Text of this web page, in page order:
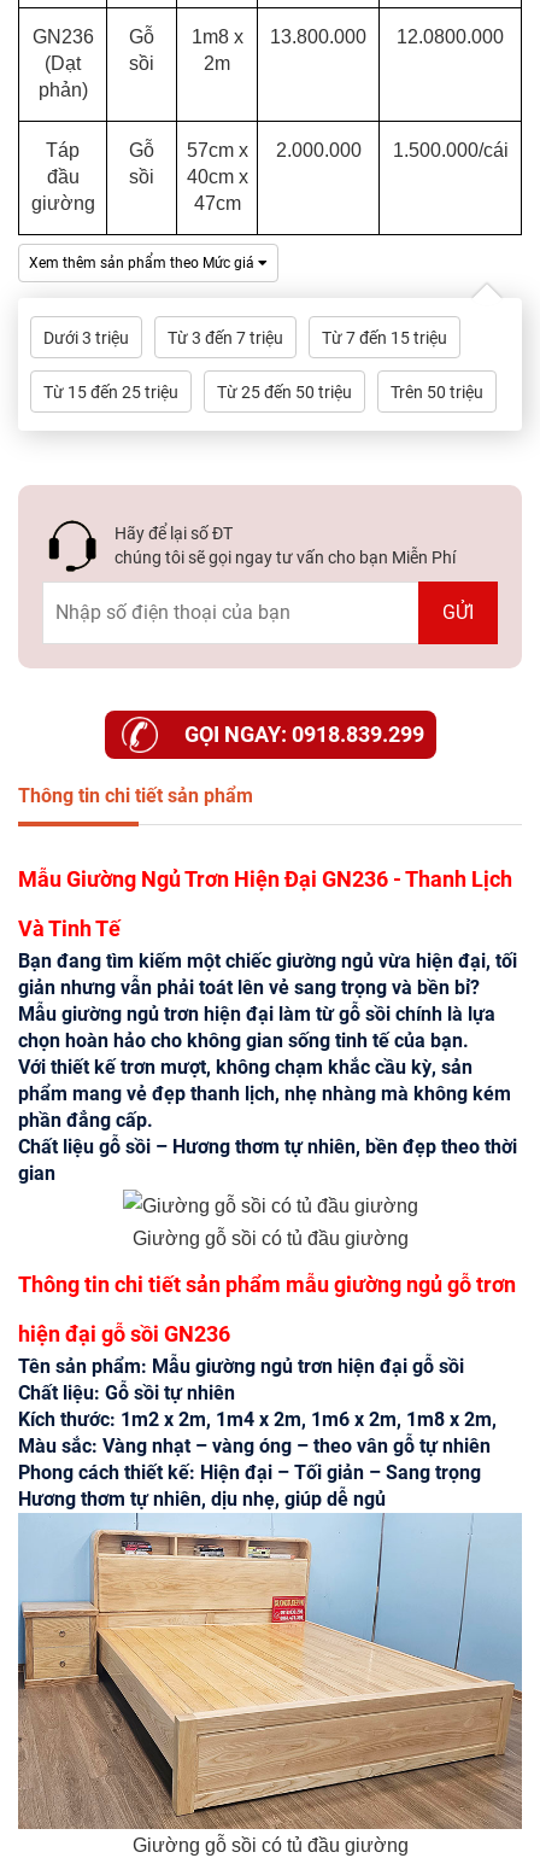
GN236
(Dạt
phản)
Gỗ
sồi
1m8 x
2m
13.800.000 12.0800.000
Táp
đầu
giường
Gỗ
sồi
57cm x
40cm x
47cm
2.000.000 1.500.000/cái
Xem thêm sản phẩm theo Mức giá
Dưới 3 triệu Từ 3 đến 7 triệu Từ 7 đến 15 triệu
Từ 15 đến 25 triệu Từ 25 đến 50 triệu Trên 50 triệu
Hãy để lại số ĐT
chúng tôi sẽ gọi ngay tư vấn cho bạn Miễn Phí
GỌI NGAY: 0918.839.299
Thông tin chi tiết sản phẩm
Mẫu Giường Ngủ Trơn Hiện Đại GN236 - Thanh Lịch
Và Tinh Tế
Bạn đang tìm kiếm một chiếc giường ngủ vừa hiện đại, tối
giản nhưng vẫn phải toát lên vẻ sang trọng và bền bỉ?
Mẫu giường ngủ trơn hiện đại làm từ gỗ sồi chính là lựa
chọn hoàn hảo cho không gian sống tinh tế của bạn.
Với thiết kế trơn mượt, không chạm khắc cầu kỳ, sản
phẩm mang vẻ đẹp thanh lịch, nhẹ nhàng mà không kém
phần đẳng cấp.
Chất liệu gỗ sồi – Hương thơm tự nhiên, bền đẹp theo thời
gian
Giường gỗ sồi có tủ đầu giường
Thông tin chi tiết sản phẩm mẫu giường ngủ gỗ trơn
hiện đại gỗ sồi GN236
Tên sản phẩm: Mẫu giường ngủ trơn hiện đại gỗ sồi
Chất liệu: Gỗ sồi tự nhiên
Kích thước: 1m2 x 2m, 1m4 x 2m, 1m6 x 2m, 1m8 x 2m,
Màu sắc: Vàng nhạt – vàng óng – theo vân gỗ tự nhiên
Phong cách thiết kế: Hiện đại – Tối giản – Sang trọng
Hương thơm tự nhiên, dịu nhẹ, giúp dễ ngủ
Giường gỗ sồi có tủ đầu giường